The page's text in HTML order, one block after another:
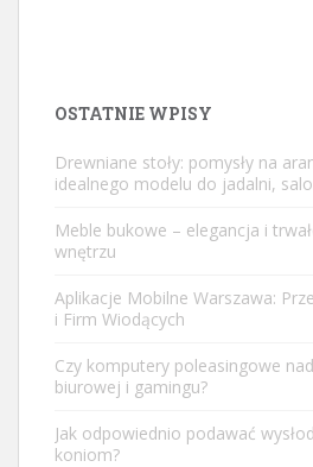
OSTATNIE WPISY
Drewniane stoły: pomysły na
idealnego modelu do jadalni,
Meble bukowe – elegancja i
wnętrzu
Aplikacje Mobilne Warszawa:
i Firm Wiodących
Czy komputery poleasingowe
biurowej i gamingu?
Jak odpowiednio podawać
koniom?